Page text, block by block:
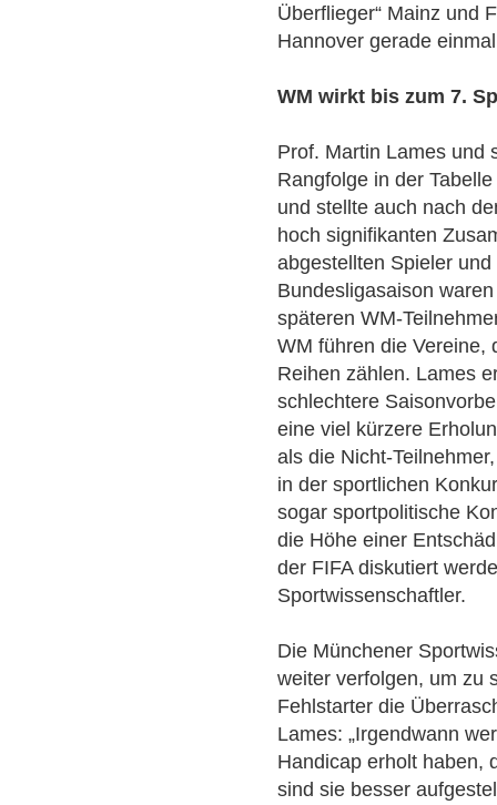
Überflieger“ Mainz und
Hannover gerade
WM wirkt bis zum 7.
Prof. Martin Lames und
Rangfolge in der
und stellte auch nach
hoch signifikanten
abgestellten Spieler
Bundesligasaison
späteren WM-
WM führen die Vereine,
Reihen zählen. Lames
schlechtere
eine viel kürzere
als die Nicht-
in der sportlichen
sogar sportpolitische
die Höhe einer
der FIFA diskutiert
Sportwissenschaftler.
Die Münchener
weiter verfolgen, um zu
Fehlstarter die
Lames: „Irgendwann
Handicap erholt haben,
sind sie besser